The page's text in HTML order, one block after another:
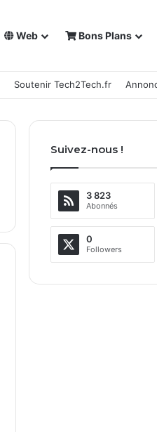
Web Bons Plans
Soutenir Tech2Tech.fr
Suivez-nous !
3 823
Abonnés
0
Followers